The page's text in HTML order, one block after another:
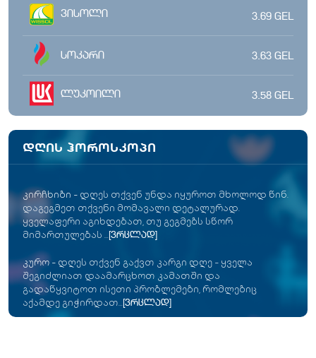
ვისოლი 3.69 GEL
სოკარი 3.63 GEL
ლუკოილი 3.58 GEL
დღის ჰოროსკოპი
კირჩხიბი - დღეს თქვენ უნდა იყუროთ მხოლოდ წინ.
დაგეგმეთ თქვენი მომავალი დეტალურად.
ყველაფერი აგიხდებათ, თუ გეგმებს სწორ
მიმართულებას ...
[ვრცლად]
კურო - დღეს თქვენ გაქვთ კარგი დღე - ყველა
შეგიძლიათ დაამარცხოთ კამათში და
გადაწყვიტოთ ისეთი პრობლემები, რომლებიც
აქამდე გიჭირდათ... [ვრცლად]